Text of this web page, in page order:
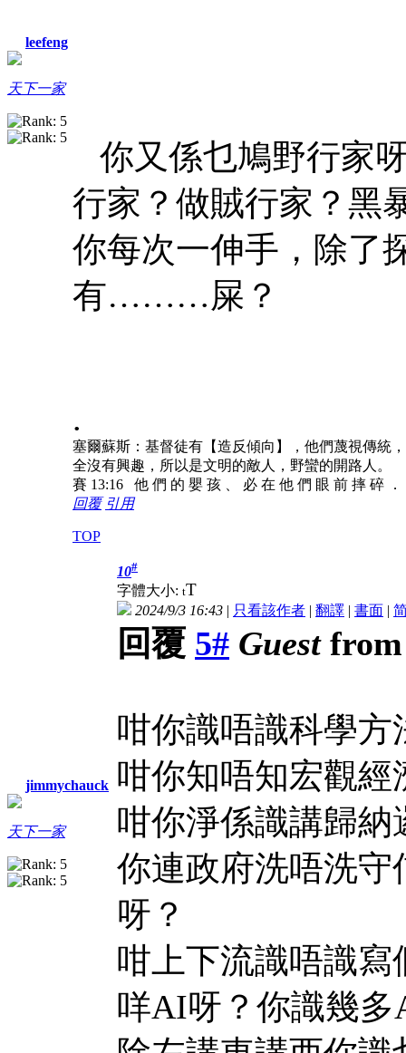
leefeng
天下一家
你又係乜鳩野行家
行家？做賊行家？黑
你每次一伸手，除了
有………屎？
.
塞爾蘇斯：基督徒有【造反傾向】，他們蔑視傳統
全沒有興趣，所以是文明的敵人，野蠻的開路人。
賽 13:16 他 們 的 嬰 孩 、 必 在 他 們 眼 前 摔 碎
回覆 引用
TOP
jimmychauck
天下一家
10#
字體大小: tT
2024/9/3 16:43 | 只看該作者 | 翻譯 | 書面 |
回覆 5# Guestfrom
咁你識唔識科學方
咁你知唔知宏觀
咁你淨係識講歸
你連政府洗唔洗守
呀？
咁上下流識唔識
咩AI呀？你識幾多